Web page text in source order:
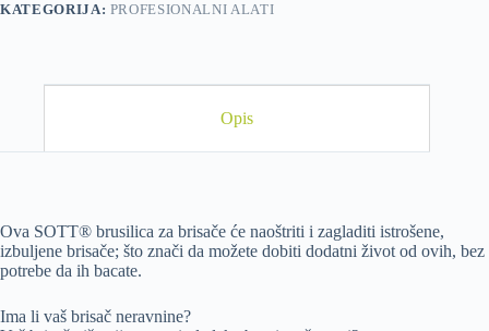
KATEGORIJA: PROFESIONALNI ALATI
Opis
Ova SOTT® brusilica za brisače će naoštriti i zagladiti istrošene,
izbuljene brisače; što znači da možete dobiti dodatni život od ovih, bez
potrebe da ih bacate.
Ima li vaš brisač neravnine?